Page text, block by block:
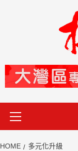
HOME 多元化升級